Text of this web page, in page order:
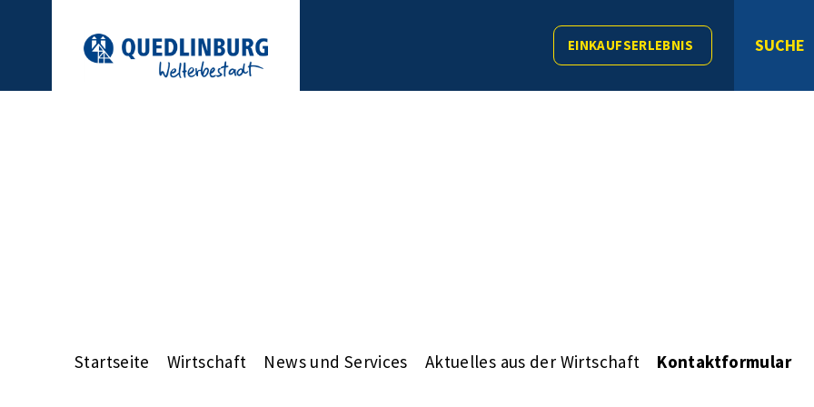
EINKAUFSERLEBNIS SUCHE
Startseite Wirtschaft News und Services Aktuelles aus der Wirtschaft Kontaktformular